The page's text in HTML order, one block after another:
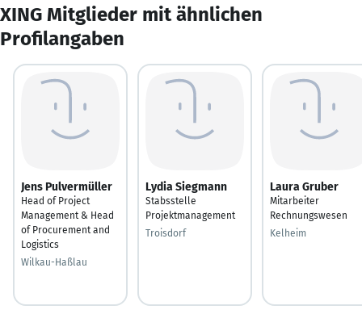
XING Mitglieder mit ähnlichen
Profilangaben
Jens Pulvermüller
Head of Project
Management & Head
of Procurement and
Logistics
Wilkau-Haßlau
Lydia Siegmann
Stabsstelle
Projektmanagement
Troisdorf
Laura Gruber
Mitarbeiter
Rechnungswesen
Kelheim